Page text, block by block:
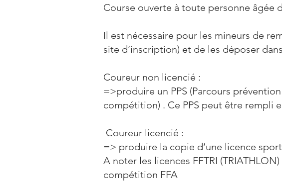
Course ouverte à toute personne âgée
Il est nécessaire pour les mineurs de
site d’inscription) et de les déposer
Coureur non licencié :
=>produire un PPS (Parcours
compétition) . Ce PPS peut être rempli
Coureur licencié :
=> produire la copie d’une licence
A noter les licences FFTRI
compétition FFA